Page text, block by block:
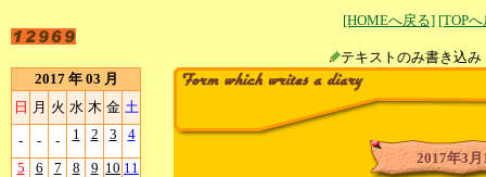
[HOMEへ戻る] [TOP
テキストのみ書
2017 年 03 月
日 月 火 水 木 金 土
- - - 1 2 3 4
5 6 7 8 9 10 11
2017年3月